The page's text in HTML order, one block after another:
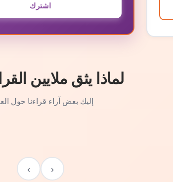
اشترك
لماذا يثق ملايين
إليك بعض آراء قراءنا حول
‹
›